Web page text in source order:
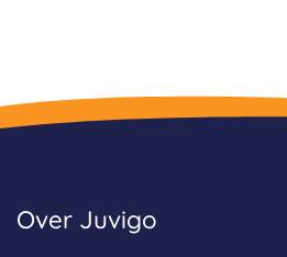
Over Juvigo